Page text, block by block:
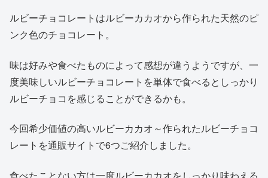
ルビーチョコレートはルビーカカオから作られた天然のピ
ンク色のチョコレート。
味は好みや食べたものによって感想が違うようですが、一
度美味しいルビーチョコレートを単体で食べるとしっかり
ルビーチョコを感じることができるかも。
今回希少価値の高いルビーカカオ～作られたルビーチョコ
レートを通販サイトで6つご紹介しました。
食べたことない方は一度ルビーカカオをしっかり味わえる